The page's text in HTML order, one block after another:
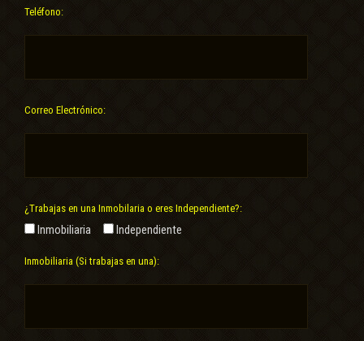
Teléfono:
Correo Electrónico:
¿Trabajas en una Inmobilaria o eres Independiente?:
Inmobiliaria Independiente
Inmobiliaria (Si trabajas en una):